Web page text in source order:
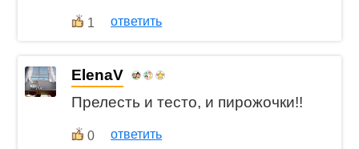
1 ответить
ElenaV
Прелесть и тесто, и пирожочки!!
0 ответить